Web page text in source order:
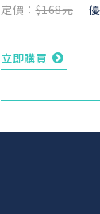
定價：$168元
立即購買